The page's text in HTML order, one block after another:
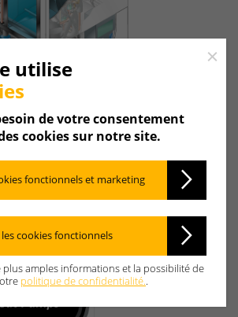
Close
utilise
de votre consentement
cookies sur notre site.
fonctionnels et marketing
cookies fonctionnels
amples informations et la possibilité de
politique de confidentialité..